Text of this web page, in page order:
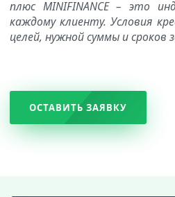
плюс MINIFINANCE – это
каждому клиенту. Условия
целей, нужной суммы и сроков
ОСТАВИТЬ ЗАЯВКУ